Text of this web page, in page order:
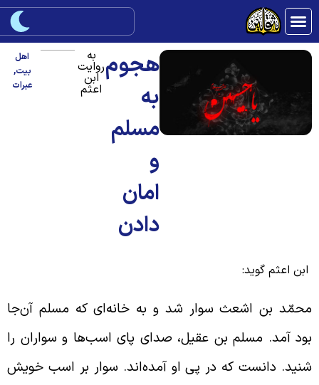
هجوم
به
مسلم
و
امان
دادن
روایت
ابن
اعثم
اهل
بیت,
عبرات
اعثم گوید:
بن اشعث سوار شد و به خانه‌ای که مسلم آن‌جا
آمد. مسلم بن عقیل، صدای پای اسب‌ها و سواران را
دانست که در پی او آمده‌اند. سوار بر اسب خویش